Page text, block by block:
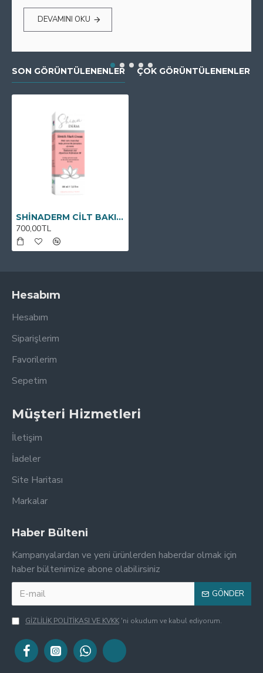
DEVAMINI OKU
SON GÖRÜNTÜLENENLER ÇOK GÖRÜNTÜLENENLER
SHİNADERM CİLT BAKIM VE ÇATLAK KREMİ 100ml
700,00TL
Hesabım
Hesabım
Siparişlerim
Favorilerim
Sepetim
Müşteri Hizmetleri
İletişim
İadeler
Site Haritası
Markalar
Haber Bülteni
Kampanyalardan ve yeni ürünlerden haberdar olmak için
haber bültenimize abone olabilirsiniz
GÖNDER
GİZLİLİK POLİTİKASI VE KVKK 'ni okudum ve kabul ediyorum.